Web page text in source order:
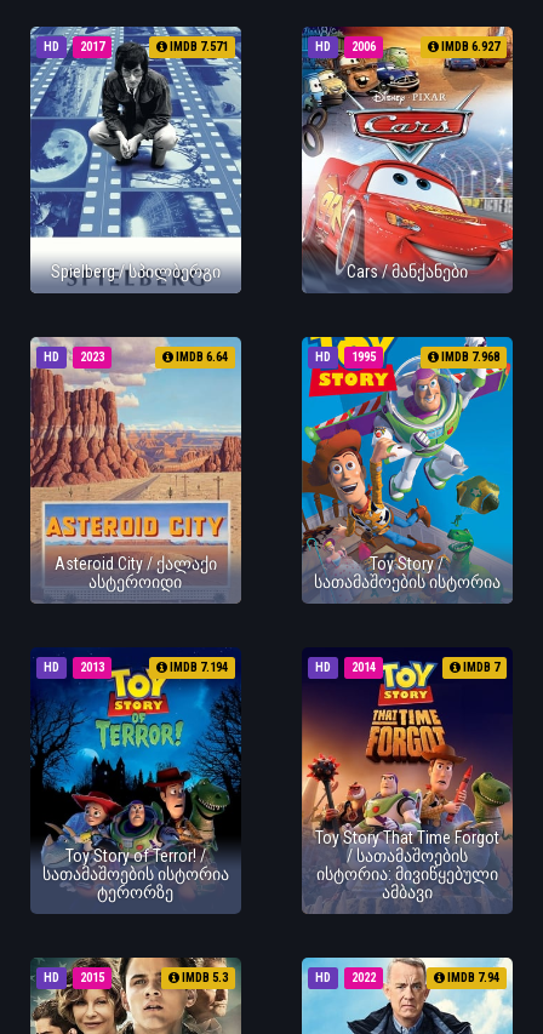
HD 2017 IMDB 7.571
Spielberg / სპილბერგი
HD 2006 IMDB 6.927
Cars / მანქანები
HD 2023 IMDB 6.64
Asteroid City / ქალაქი
ასტეროიდი
HD 1995 IMDB 7.968
Toy Story /
სათამაშოების ისტორია
HD 2013 IMDB 7.194
Toy Story of Terror! /
სათამაშოების ისტორია
ტერორზე
HD 2014 IMDB 7
Toy Story That Time Forgot
/ სათამაშოების
ისტორია: მივიწყებული
ამბავი
HD 2015 IMDB 5.3 HD 2022 IMDB 7.94